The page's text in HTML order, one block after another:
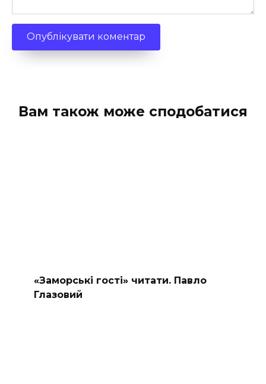
Вам також може сподобатися
«Заморські гості» читати. Павло
Глазовий